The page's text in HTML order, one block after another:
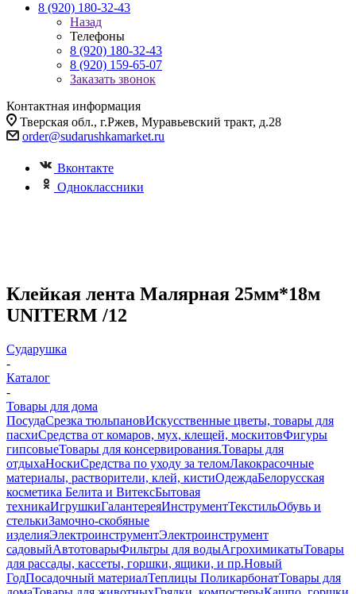
8 (920) 180-32-43
Назад
Телефоны
8 (920) 180-32-43
8 (920) 159-65-07
Заказать звонок
Контактная информация
Тверская обл., г.Ржев, Муравьевский тракт, д.28
order@sudarushkamarket.ru
Вконтакте
Одноклассники
Клейкая лента Малярная 25мм*18м
UNITERM /12
Сударушка
-
Каталог
-
Товары для дома
ПосудаСрезка тюльпановИскусственные цветы, товары для
пасхиСредства от комаров, мух, клещей, москитовФигуры
гипсовыеТовары для консервирования.Товары для
отдыхаНоскиСредства по уходу за теломЛакокрасочные
материалы, растворители, клей, кистиОдеждаБелорусская
косметика Белита и ВитексБытовая
техникаИгрушкиГалантереяИнструментТекстильОбувь и
стелькиЗамочно-скобяные
изделияЭлектроинструментЭлектроинструмент
садовыйАвтотоварыФильтры для водыАгрохимикатыТовары
для рассады, кассеты, горшки, ящики, и пр.Новый
ГодПосадочный материалТеплицы ПоликарбонатТовары для